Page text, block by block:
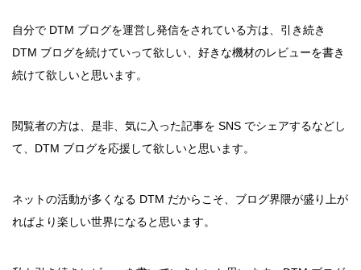
自分で DTM ブログを運営し発信をされている方は、引き続き
DTM ブログを続けていって欲しい、好きな機材のレビューを書き
続けて欲しいと思います。
閲覧者の方は、是非、気に入った記事を SNS でシェアするなどし
て、DTM ブログを応援して欲しいと思います。
ネットの活動が多くなる DTM だからこそ、ブログ界隈が盛り上が
ればより楽しい世界になると思います。